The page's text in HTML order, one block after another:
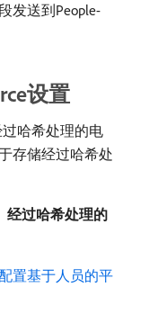
发送到People-
设置
哈希处理的电
存储经过哈希处
经过哈希处理的
置基于人员的平